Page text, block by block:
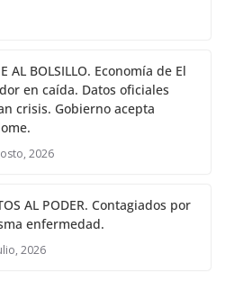
AL BOLSILLO. Economía de El
en caída. Datos oficiales
crisis. Gobierno acepta
2026
AL PODER. Contagiados por
enfermedad.
2026